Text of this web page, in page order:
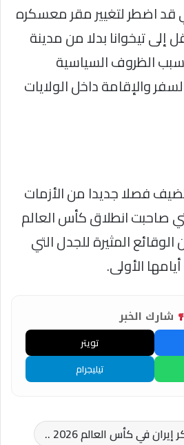
قد اضطر لتغيير مقر معسكره
إلى تيخوانا بدلا من مدينة
الظروف السياسية
والإقامة داخل الولايات
فصلا جديدا من الأزمات
صاحبت انطلاق كأس العالم
الوقائع المثيرة للجدل التي
الأولى.
شارك الخبر
تويتر
تيليجرام
في كأس العالم 2026 ..